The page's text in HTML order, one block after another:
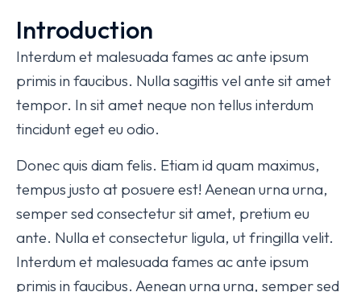
Introduction
Interdum et malesuada fames ac ante ipsum
primis in faucibus. Nulla sagittis vel ante sit amet
tempor. In sit amet neque non tellus interdum
tincidunt eget eu odio.
Donec quis diam felis. Etiam id quam maximus,
tempus justo at posuere est! Aenean urna urna,
semper sed consectetur sit amet, pretium eu
ante. Nulla et consectetur ligula, ut fringilla velit.
Interdum et malesuada fames ac ante ipsum
primis in faucibus. Aenean urna urna, semper sed